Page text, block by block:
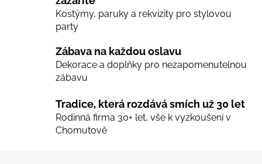
r
y
v
i
s
Kostýmy, paruky a rekvizity pro stylovou
party
Zábava na každou oslavu
Dekorace a doplňky pro nezapomenutelnou
zábavu
Tradice, která rozdává smích už 30 let
Rodinná firma 30+ let, vše k vyzkoušení v
Chomutově